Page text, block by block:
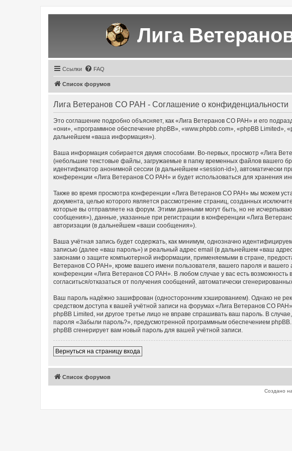
Лига
Ссылки FAQ
Список форумов
Лига Ветеранов СО РАН - Соглашение о конфиденциальности
Это соглашение подробно объясняет, как «Лига Ветеранов СО РАН» и его
«они», «программное обеспечение phpBB», «www.phpbb.com», «phpBB Limited»,
дальнейшем «ваша информация»).
Ваша информация собирается двумя способами. Во-первых, просмотр «Лига
(небольшие текстовые файлы, загружаемые в папку временных файлов вашего
идентификатор анонимной сессии (в дальнейшем «session-id»), автоматически
конференции «Лига Ветеранов СО РАН» и будет использоваться для хранения
Также во время просмотра конференции «Лига Ветеранов СО РАН» мы можем
документа, целью которого является рассмотрение страниц, созданных
которые вы отправляете на форум. Этими данными могут быть, но не
сообщения»), данные, указанные при регистрации в конференции «Лига
авторизации (в дальнейшем «ваши сообщения»).
Ваша учётная запись будет содержать, как минимум, однозначно
записью (далее «ваш пароль») и реальный адрес email (в дальнейшем «ваш
законами о защите компьютерной информации, применяемыми в стране,
Ветеранов СО РАН», кроме вашего имени пользователя, вашего пароля и вашего
конференции «Лига Ветеранов СО РАН». В любом случае у вас есть возможность
согласиться/отказаться от получения сообщений, автоматически
Ваш пароль надёжно зашифрован (односторонним хэшированием). Однако не
средством доступа к вашей учётной записи на форумах «Лига Ветеранов СО
phpBB Limited, ни другое третье лицо не вправе спрашивать ваш пароль. В
пароля «Забыли пароль?», предусмотренной программным обеспечением
phpBB сгенерирует вам новый пароль для вашей учётной записи.
Вернуться на страницу входа
Список форумов
Создано